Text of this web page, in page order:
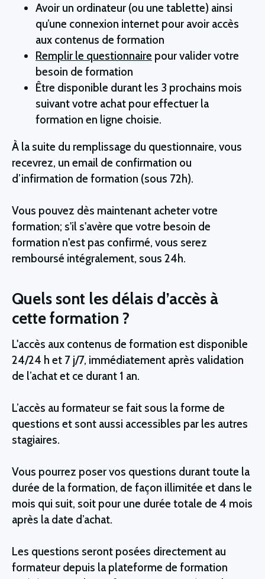
Avoir un ordinateur (ou une tablette) ainsi
qu’une connexion internet pour avoir accès
aux contenus de formation
Remplir le questionnaire pour valider votre
besoin de formation
Être disponible durant les 3 prochains mois
suivant votre achat pour effectuer la
formation en ligne choisie.
À la suite du remplissage du questionnaire, vous
recevrez, un email de confirmation ou
d’infirmation de formation (sous 72h).
Vous pouvez dès maintenant acheter votre
formation; s'il s'avère que votre besoin de
formation n'est pas confirmé, vous serez
remboursé intégralement, sous 24h.
Quels sont les délais d’accès à
cette formation ?
L'accès aux contenus de formation est disponible
24/24 h et 7 j/7, immédiatement après validation
de l’achat et ce durant 1 an.
L’accès au formateur se fait sous la forme de
questions et sont aussi accessibles par les autres
stagiaires.
Vous pourrez poser vos questions durant toute la
durée de la formation, de façon illimitée et dans le
mois qui suit, soit pour une durée totale de 4 mois
après la date d’achat.
Les questions seront posées directement au
formateur depuis la plateforme de formation